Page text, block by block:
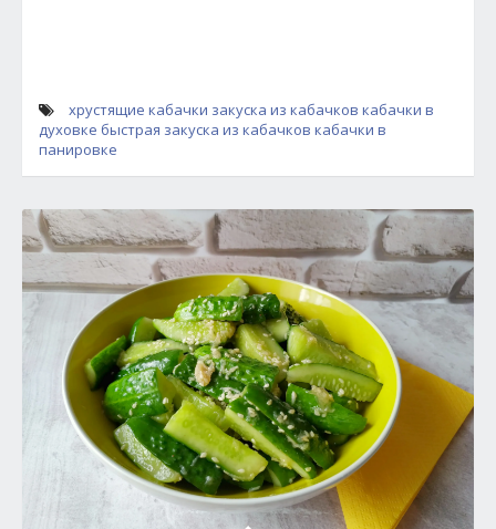
хрустящие кабачки закуска из кабачков кабачки в
духовке быстрая закуска из кабачков кабачки в
панировке